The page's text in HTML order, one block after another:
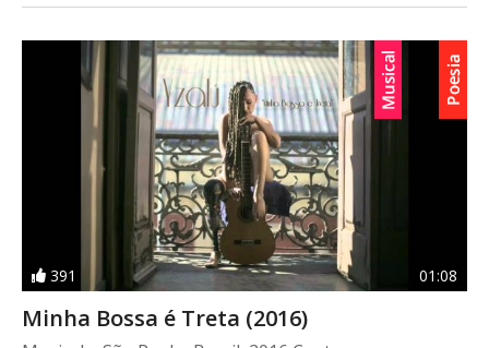
391 01:08
Minha Bossa é Treta (2016)